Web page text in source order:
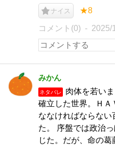
ナイス ★8
コメント(0) 2025/
みかん
ネタバレ
肉体を若い
確立した世界。ＨＡ
ななければならな
た。 序盤では政治
じた。だが、命の